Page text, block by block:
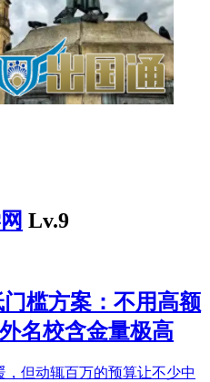
Lv.9
槛方案：不用高额
名校含金量极高
，但动辄百万的预算让不少中